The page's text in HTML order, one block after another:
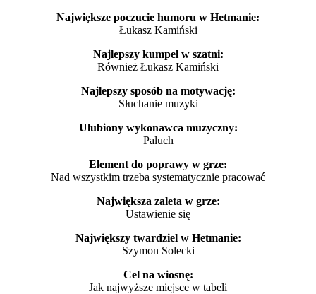
Największe poczucie humoru w Hetmanie:
Łukasz Kamiński
Najlepszy kumpel w szatni:
Również Łukasz Kamiński
Najlepszy sposób na motywację:
Słuchanie muzyki
Ulubiony wykonawca muzyczny:
Paluch
Element do poprawy w grze:
Nad wszystkim trzeba systematycznie pracować
Największa zaleta w grze:
Ustawienie się
Największy twardziel w Hetmanie:
Szymon Solecki
Cel na wiosnę:
Jak najwyższe miejsce w tabeli